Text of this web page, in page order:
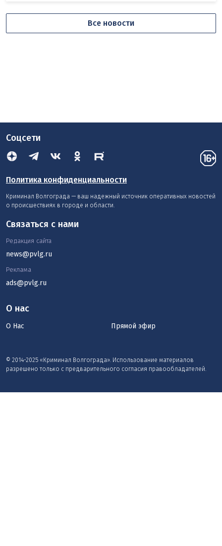
Все новости
Соцсети
Политика конфиденциальности
Криминал Волгограда — ваш надежный источник оперативных новостей
о происшествиях в городе и области.
О нас
О Нас Прямой эфир
© 2014-2025 «Криминал Волгограда». Использование материалов
разрешено только с предварительного согласия правообладателей.
Связаться с нами
Редакция сайта
news@pvlg.ru
Реклама
ads@pvlg.ru